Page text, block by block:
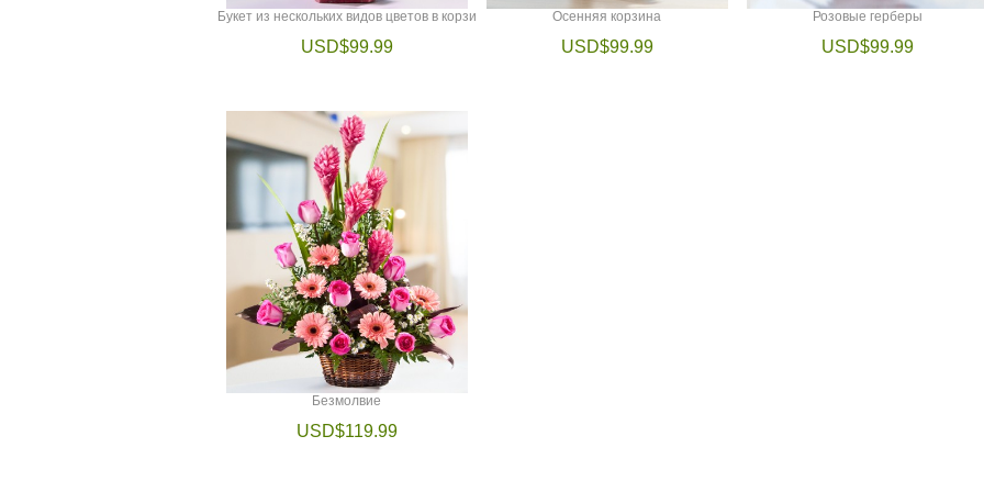
Букет из нескольких видов цветов в корзи
USD$99.99
Осенняя корзина
USD$99.99
Розовые герберы
USD$99.99
Безмолвие
USD$119.99